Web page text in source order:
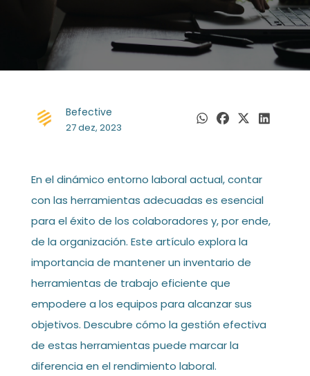
Befective
27 dez, 2023
En el dinámico entorno laboral actual, contar
con las herramientas adecuadas es esencial
para el éxito de los colaboradores y, por ende,
de la organización. Este artículo explora la
importancia de mantener un inventario de
herramientas de trabajo eficiente que
empodere a los equipos para alcanzar sus
objetivos. Descubre cómo la gestión efectiva
de estas herramientas puede marcar la
diferencia en el rendimiento laboral.